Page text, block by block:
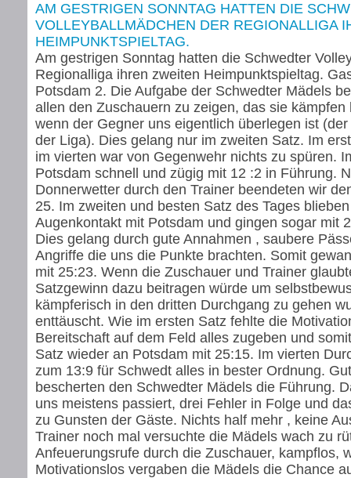
AM GESTRIGEN SONNTAG HATTEN DIE
VOLLEYBALLMÄDCHEN DER REGIONALLIGA
HEIMPUNKTSPIELTAG.
Am gestrigen Sonntag hatten die Schwedter
Regionalliga ihren zweiten Heimpunktspieltag.
Potsdam 2. Die Aufgabe der Schwedter Mädels
allen den Zuschauern zu zeigen, das sie kämpfen
wenn der Gegner uns eigentlich überlegen ist
der Liga). Dies gelang nur im zweiten Satz. Im
im vierten war von Gegenwehr nichts zu spüren.
Potsdam schnell und zügig mit 12 :2 in Führung.
Donnerwetter durch den Trainer beendeten wir
25. Im zweiten und besten Satz des Tages
Augenkontakt mit Potsdam und gingen sogar mit
Dies gelang durch gute Annahmen , saubere
Angriffe die uns die Punkte brachten. Somit
mit 25:23. Wenn die Zuschauer und Trainer
Satzgewinn dazu beitragen würde um
kämpferisch in den dritten Durchgang zu gehen
enttäuscht. Wie im ersten Satz fehlte die
Bereitschaft auf dem Feld alles zugeben und
Satz wieder an Potsdam mit 25:15. Im vierten
zum 13:9 für Schwedt alles in bester Ordnung.
bescherten den Schwedter Mädels die Führung.
uns meistens passiert, drei Fehler in Folge und
zu Gunsten der Gäste. Nichts half mehr , keine
Trainer noch mal versuchte die Mädels wach zu
Anfeuerungsrufe durch die Zuschauer, kampflos,
Motivationslos vergaben die Mädels die Chance